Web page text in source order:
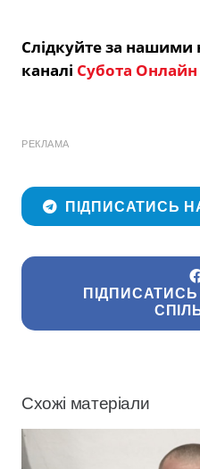
Слідкуйте за
каналі Субота Онлайн
РЕКЛАМА
ПІДПИСАТИСЬ
ПІДПИСАТИСЬ
Схожі матеріали